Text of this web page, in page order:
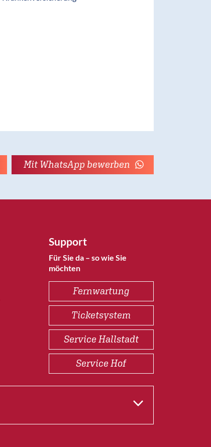
Mit WhatsApp bewerben
Support
Für Sie da – so wie Sie
möchten
Fernwartung
Ticketsystem
Service Hallstadt
Service Hof